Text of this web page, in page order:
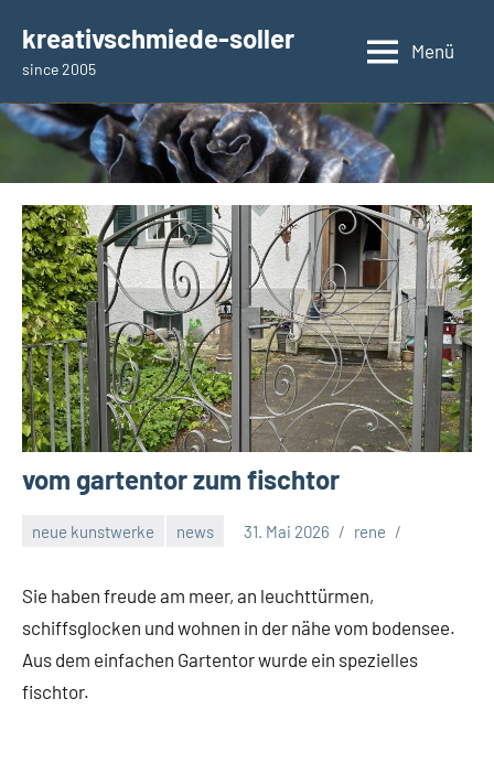
Inhalt
springen
kreativschmiede-soller
since 2005
Menü
vom gartentor zum fischtor
neue kunstwerke news 31. Mai 2026 rene
Sie haben freude am meer, an leuchttürmen,
schiffsglocken und wohnen in der nähe vom bodensee.
Aus dem einfachen Gartentor wurde ein spezielles
fischtor.